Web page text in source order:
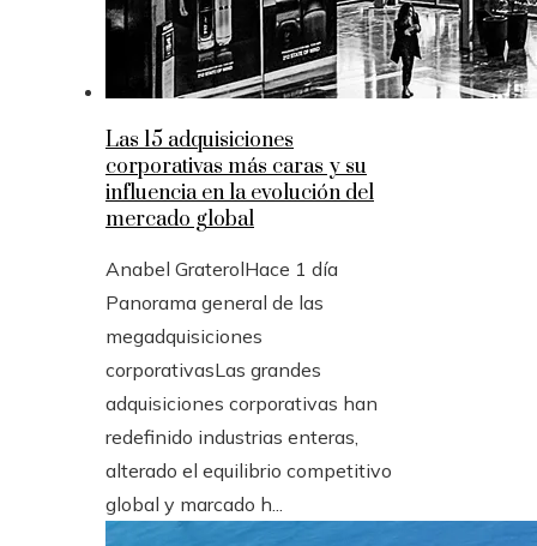
Las 15 adquisiciones
corporativas más caras y su
influencia en la evolución del
mercado global
Anabel GraterolHace 1 día
Panorama general de las
megadquisiciones
corporativasLas grandes
adquisiciones corporativas han
redefinido industrias enteras,
alterado el equilibrio competitivo
global y marcado h...